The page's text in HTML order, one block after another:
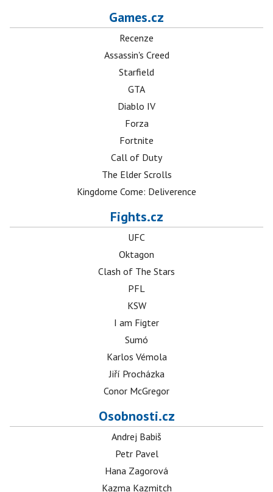
Games.cz
Recenze
Assassin's Creed
Starfield
GTA
Diablo IV
Forza
Fortnite
Call of Duty
The Elder Scrolls
Kingdome Come: Deliverence
Fights.cz
UFC
Oktagon
Clash of The Stars
PFL
KSW
I am Figter
Sumó
Karlos Vémola
Jiří Procházka
Conor McGregor
Osobnosti.cz
Andrej Babiš
Petr Pavel
Hana Zagorová
Kazma Kazmitch